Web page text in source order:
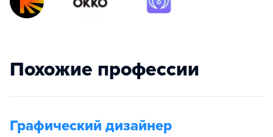
Похожие профессии
Графический дизайнер